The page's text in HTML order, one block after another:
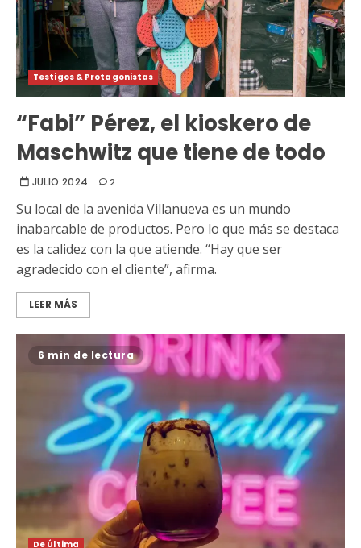
Testigos & Protagonistas
“Fabi” Pérez, el kioskero de
Maschwitz que tiene de todo
JULIO 2024 2
Su local de la avenida Villanueva es un mundo
inabarcable de productos. Pero lo que más se destaca
es la calidez con la que atiende. “Hay que ser
agradecido con el cliente”, afirma.
LEER MÁS
6 min de lectura
De Última